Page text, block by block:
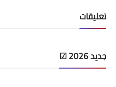
تعليقات
جديد 2026 ☑